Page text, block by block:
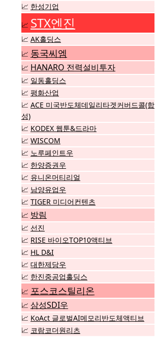
📈 한성기업
📈 STX엔진
📈 AK홀딩스
📈 동국씨엠
📈 HANARO 전력설비투자
📈 일동홀딩스
📈 평화산업
📈 ACE 미국반도체데일리타겟커버드콜(합
성)
📈 KODEX 웹툰&드라마
📈 WISCOM
📈 노루페인트우
📈 한양증권우
📈 유니온머티리얼
📈 남양유업우
📈 TIGER 미디어컨텐츠
📈 방림
📈 선진
📈 RISE 바이오TOP10액티브
📈 HL D&I
📈 대한제당우
📈 한진중공업홀딩스
📈 포스코스틸리온
📈 삼성SDI우
📈 KoAct 글로벌AI메모리반도체액티브
📈 코람코더원리츠